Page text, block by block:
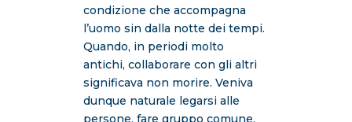
condizione che accompagna
l’uomo sin dalla notte dei tempi.
Quando, in periodi molto
antichi, collaborare con gli altri
significava non morire. Veniva
dunque naturale legarsi alle
persone, fare gruppo comune,